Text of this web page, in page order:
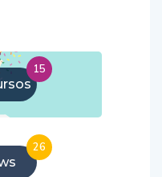
15
26